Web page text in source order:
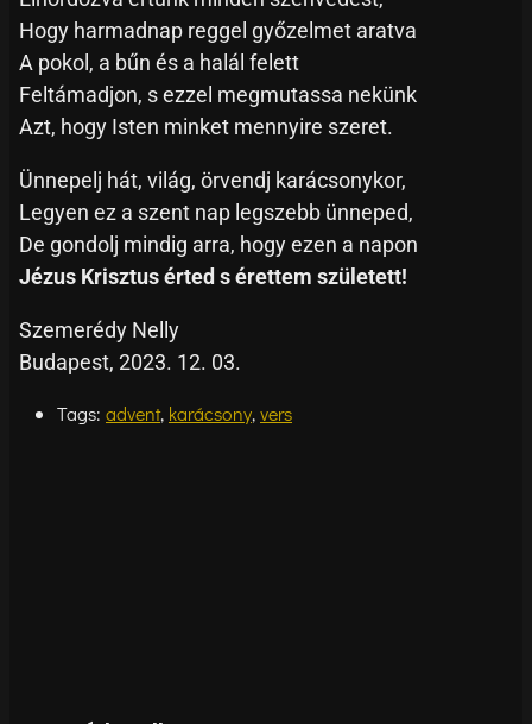
Hogy harmadnap reggel győzelmet aratva
A pokol, a bűn és a halál felett
Feltámadjon, s ezzel megmutassa nekünk
Azt, hogy Isten minket mennyire szeret.
Ünnepelj hát, világ, örvendj karácsonykor,
Legyen ez a szent nap legszebb ünneped,
De gondolj mindig arra, hogy ezen a napon
Jézus Krisztus érted s érettem született!
Szemerédy Nelly
Budapest, 2023. 12. 03.
Tags: advent, karácsony,vers